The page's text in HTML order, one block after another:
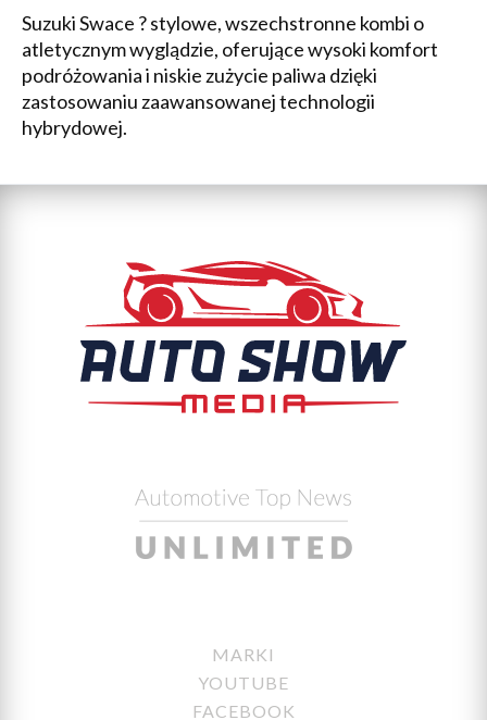
Suzuki Swace ? stylowe, wszechstronne kombi o
atletycznym wyglądzie, oferujące wysoki komfort
podróżowania i niskie zużycie paliwa dzięki
zastosowaniu zaawansowanej technologii
hybrydowej.
MARKI
YOUTUBE
FACEBOOK